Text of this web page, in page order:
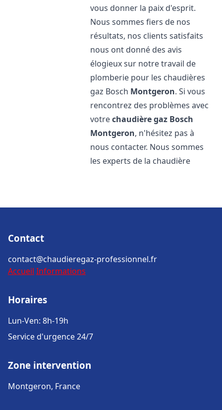
vous donner la paix d'esprit.
Nous sommes fiers de nos
résultats, nos clients satisfaits
nous ont donné des avis
élogieux sur notre travail de
plomberie pour les chaudières
gaz Bosch Montgeron. Si vous
rencontrez des problèmes avec
votrechaudière gaz Bosch
Montgeron, n'hésitez pas à
nous contacter. Nous sommes
les experts de la chaudière
Contact
contact@chaudieregaz-professionnel.fr
Accueil Informations
Horaires
Lun-Ven: 8h-19h
Service d'urgence 24/7
Zone intervention
Montgeron, France